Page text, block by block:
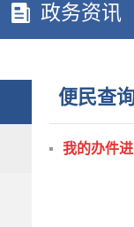
政务资讯
便民查
我的办件